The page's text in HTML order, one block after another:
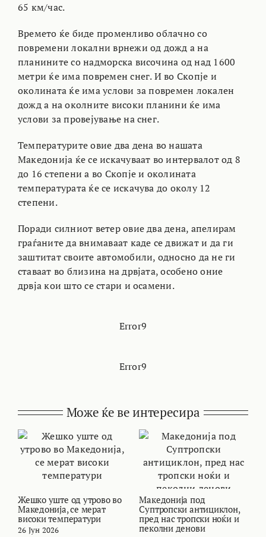
65 км/час.
Времето ќе биде променливо облачно со
повремени локални врнежи од дожд а на
планините со надморска височина од над 1600
метри ќе има повремен снег. И во Скопје и
околината ќе има услови за повремен локален
дожд а на околните високи планини ќе има
услови за провејување на снег.
Температурите овие два дена во нашата
Македонија ќе се искачуваат во интервалот од 8
до 16 степени а во Скопје и околината
температурата ќе се искачува до околу 12
степени.
Поради силниот ветер овие два дена, апелирам
граѓаните да внимаваат каде се движат и да ги
заштитат своите автомобили, односно да не ги
ставаат во близина на дрвјата, особено оние
дрвја кои што се стари и осамени.
Error9
Error9
Може ќе ве интересира
Жешко уште од утрово во
Македонија, се мерат
високи температури
26 Јун 2026
Македонија под
Суптропски антициклон,
пред нас тропски ноќи и
пеколни денови